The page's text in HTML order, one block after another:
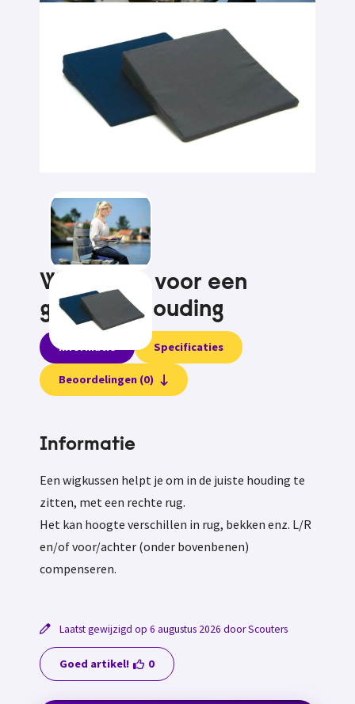
Wigkussen voor een
goede zithouding
Informatie Specificaties
Beoordelingen (0)
Informatie
Een wigkussen helpt je om in de juiste houding te
zitten, met een rechte rug.
Het kan hoogte verschillen in rug, bekken enz. L/R
en/of voor/achter (onder bovenbenen)
compenseren.
Laatst gewijzigd op 6 augustus 2026 door Scouters
Goed artikel! 0